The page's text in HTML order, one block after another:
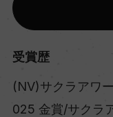
受賞歴
(NV)サクラアワ
025 金賞/サクラ